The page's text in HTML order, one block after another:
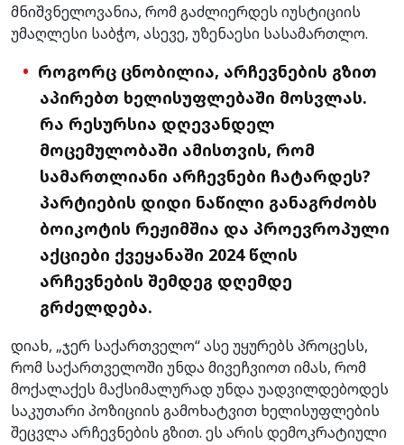
მნიშვნელოვანია, რომ გაძლიერდეს იუსტიციის
უმაღლესი საბჭო, ასევე, უზენაესი სასამართლო.
როგორც ცნობილია, არჩევნების გზით
აპირებთ ხელისუფლებაში მოსვლას.
რა რესურსია დღევანდელ
მოცემულობაში ამისთვის, რომ
სამართლიანი არჩევნები ჩატარდეს?
პარტიების დიდი ნაწილი განაგრძობს
ბოიკოტის რეჟიმშია და პროევროპული
აქციები ქვეყანაში 2024 წლის
არჩევნების შემდეგ დღემდე
გრძელდება.
დიახ, „ჯერ საქართველო“ ასე უყურებს პროცესს,
რომ საქართველოში უნდა მივეჩვიოთ იმას, რომ
მოქალაქეს მაქსიმალურად უნდა უადვილდებოდეს
საკუთარი პოზიციის გამოხატვით ხელისუფლების
შეცვლა არჩევნების გზით. ეს არის დემოკრატიული